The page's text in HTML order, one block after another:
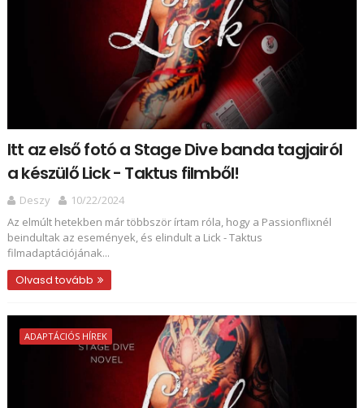
Itt az első fotó a Stage Dive banda tagjairól
a készülő Lick - Taktus filmből!
Deszy
10/22/2024
Az elmúlt hetekben már többször írtam róla, hogy a Passionflixnél
beindultak az események, és elindult a Lick - Taktus
filmadaptációjának...
Olvasd tovább
ADAPTÁCIÓS HÍREK